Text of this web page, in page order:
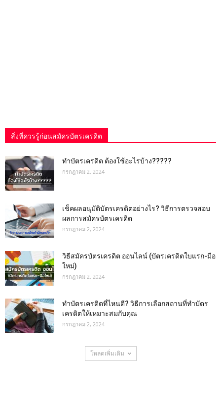
สิ่งที่ควรรู้ก่อนสมัครบัตรเครดิต
ทำบัตรเครดิต ต้องใช้อะไรบ้าง?????
กรกฎาคม 2, 2024
เช็คผลอนุมัติบัตรเครดิตอย่างไร? วิธีการตรวจสอบ
ผลการสมัครบัตรเครดิต
กรกฎาคม 2, 2024
วิธีสมัครบัตรเครดิต ออนไลน์ (บัตรเครดิตใบแรก-มือ
ใหม่)
กรกฎาคม 2, 2024
ทําบัตรเครดิตที่ไหนดี? วิธีการเลือกสถานที่ทำบัตร
เครดิตให้เหมาะสมกับคุณ
กรกฎาคม 2, 2024
โหลดเพิ่มเติม